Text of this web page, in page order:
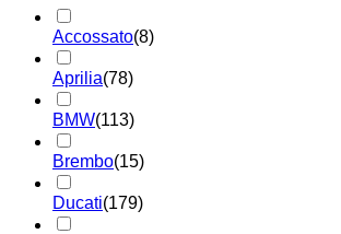
Accossato(8)
Aprilia(78)
BMW(113)
Brembo(15)
Ducati(179)